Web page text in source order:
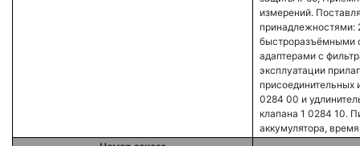
измерений.
принадлежностями:
быстроразъёмными
адаптерами с
эксплуатации
присоединительных
0284 00 и
клапана 1 0284 10.
аккумулятора,